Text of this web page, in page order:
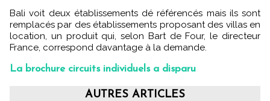
Bali voit deux établissements dé référencés mais ils sont
remplacés par des établissements proposant des villas en
location, un produit qui, selon Bart de Four, le directeur
France, correspond davantage à la demande.
La brochure circuits individuels a disparu
AUTRES ARTICLES